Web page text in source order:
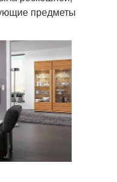
предметы